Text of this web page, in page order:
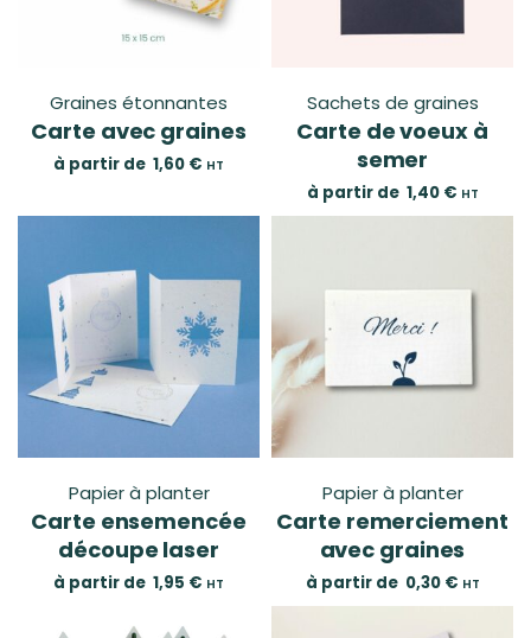
Graines étonnantes
Carte avec graines
à partir de 1,60 € HT
Sachets de graines
Carte de voeux à
semer
à partir de 1,40 € HT
Papier à planter
Carte ensemencée
découpe laser
à partir de 1,95 € HT
Papier à planter
Carte remerciement
avec graines
à partir de 0,30 € HT